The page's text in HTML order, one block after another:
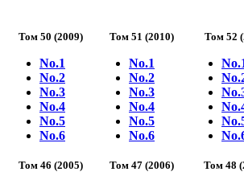
Том 50 (2009)
No.1
No.2
No.3
No.4
No.5
No.6
Том 51 (2010)
No.1
No.2
No.3
No.4
No.5
No.6
Том 52
Том 46 (2005) Том 47 (2006) Том 48